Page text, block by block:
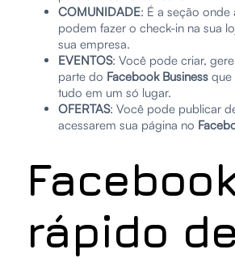
COMUNIDADE: É a seção
podem fazer o check-in na sua
sua empresa.
EVENTOS: Você pode criar,
parte do Facebook Business que
tudo em um só lugar.
OFERTAS: Você pode publicar
acessarem sua página no
rápido